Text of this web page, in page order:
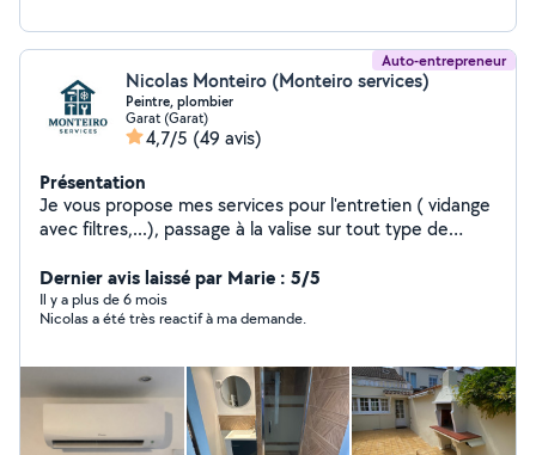
Auto-entrepreneur
Nicolas Monteiro (Monteiro services)
Peintre, plombier
Garat (Garat)
4,7/5 (49 avis)
Présentation
Je vous propose mes services pour l'entretien ( vidange
avec filtres,...), passage à la valise sur tout type de
remplacement de pièces du train roulant, plaquettes,..)
Je fais aussi entretien des espace vert (tonte,
débroussaillage, taille..), plomberie, peinture,
n'hésiter pas à me demander. Possibilité de location de
matériel professionnel ( karcher, débroussailleuse, etc )
Dernier avis laissé par Marie : 5/5
Il y a plus de 6 mois
Nicolas a été très reactif à ma demande.